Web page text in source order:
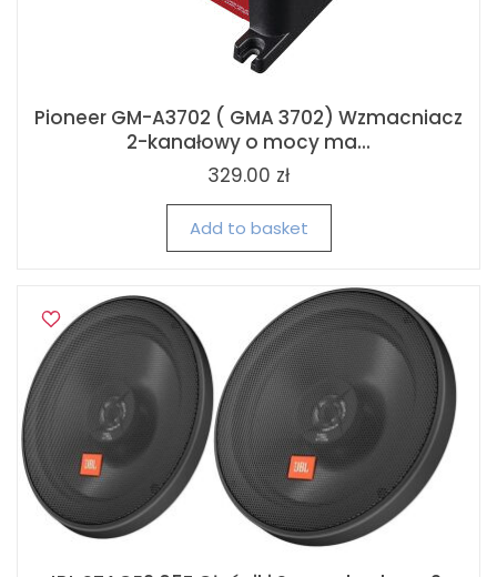
Pioneer GM-A3702 ( GMA 3702) Wzmacniacz
2-kanałowy o mocy ma...
329.00 zł
Add to basket